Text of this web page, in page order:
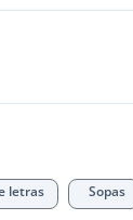
letras Sopas